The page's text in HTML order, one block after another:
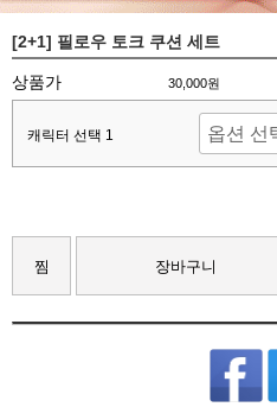
[2+1] 필로우 토크 쿠션 세트
상품가 30,000원
캐릭터 선택 1
찜 장바구니